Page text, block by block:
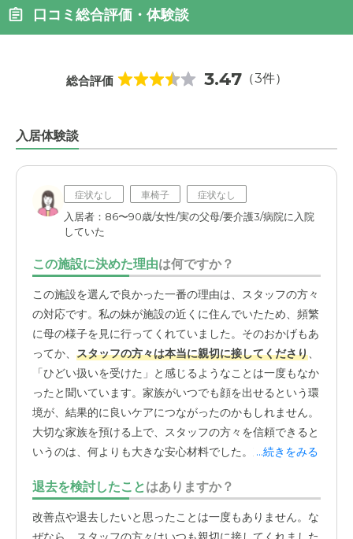
口コミ総合評価・体験談
総合評価 3.47（3件）
入居体験談
症状なし 車椅子 症状なし
入居者：86〜90歳/女性/実の父母/要介護3/病院に入院
していた
この施設に決めた理由は何ですか？
この施設を選んで良かった一番の理由は、スタッフの方々
の対応です。私の妹が施設の近くに住んでいたため、頻繁
に母の様子を見に行ってくれていました。そのおかげもあ
ってか、 スタッフの方々は本当に親切に接してくださり、
「ひどい扱いを受けた」と感じるようなことは一度もなか
ったと聞いています。家族がいつでも顔を出せるという環
境が、結果的に良いケアにつながったのかもしれません。
大切な家族を預ける上で、スタッフの方々を信頼できると
いうのは、何よりも大きな安心材料でした。次に良かった
が体調を崩し、入院が必要になったことが何度かありまし
た。その際、 施設側が非常に迅速に対応してくださり
、す
ぐに病院へつないでくれたので、本当に助かりました。
...続きをみる
退去を検討したことはありますか？
改善点や退去したいと思ったことは一度もありません。な